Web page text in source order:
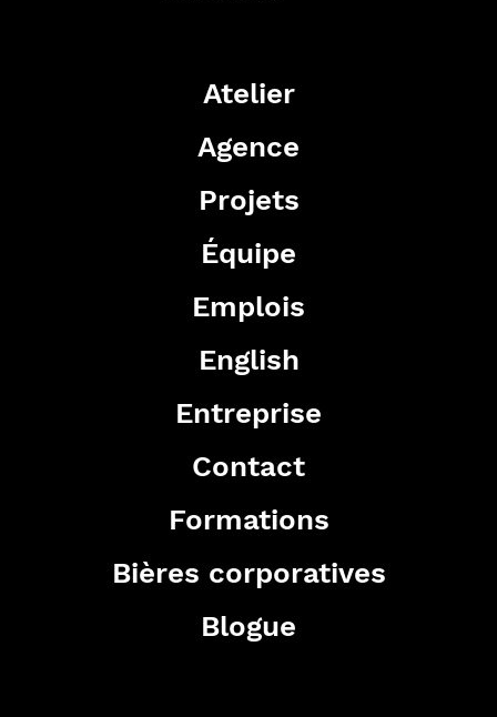
Atelier
Agence
Projets
Équipe
Emplois
English
Entreprise
Contact
Formations
Bières corporatives
Blogue